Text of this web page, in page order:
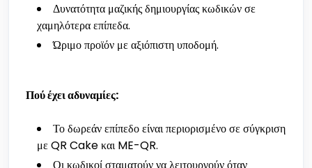
Δυνατότητα μαζικής δημιουργίας κωδικών σε
χαμηλότερα επίπεδα.
Ώριμο προϊόν με αξιόπιστη υποδομή.
Πού έχει αδυναμίες:
Το δωρεάν επίπεδο είναι περιορισμένο σε σύγκριση
με QR Cake και ME-QR.